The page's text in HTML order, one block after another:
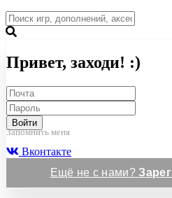
Привет, заходи! :)
Войти
Запомнить меня
Вконтакте
Ещё не с нами?